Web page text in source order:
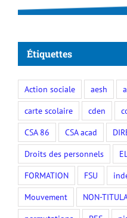
Étiquettes
Action sociale aesh
carte scolaire
cden
CSA 86
CSA acad
Droits des personnels
FORMATION
FSU
Mouvement
NON-